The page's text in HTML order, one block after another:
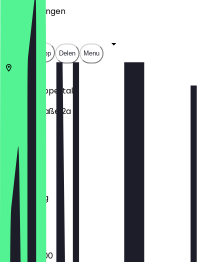
Beoordelingen
€
Open in app Delen Menu
Wuppertal
Prinzenstraße 2a
Maandag
Dinsdag
Woensdag
Donderdag
Vrijdag
Zaterdag
Zondag
08:00 - 16:00